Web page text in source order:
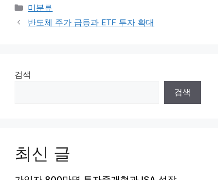
카
테
미분류
반도체 주가 급등과 ETF 투자 확대
검색
검색
최신 글